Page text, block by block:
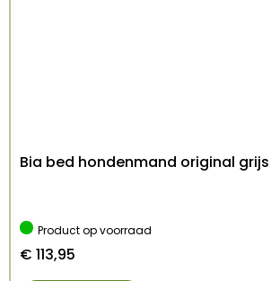
Bia bed hondenmand original
Product op voorraad
€ 113,95